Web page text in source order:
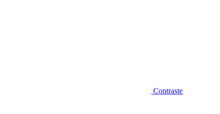
Contraste